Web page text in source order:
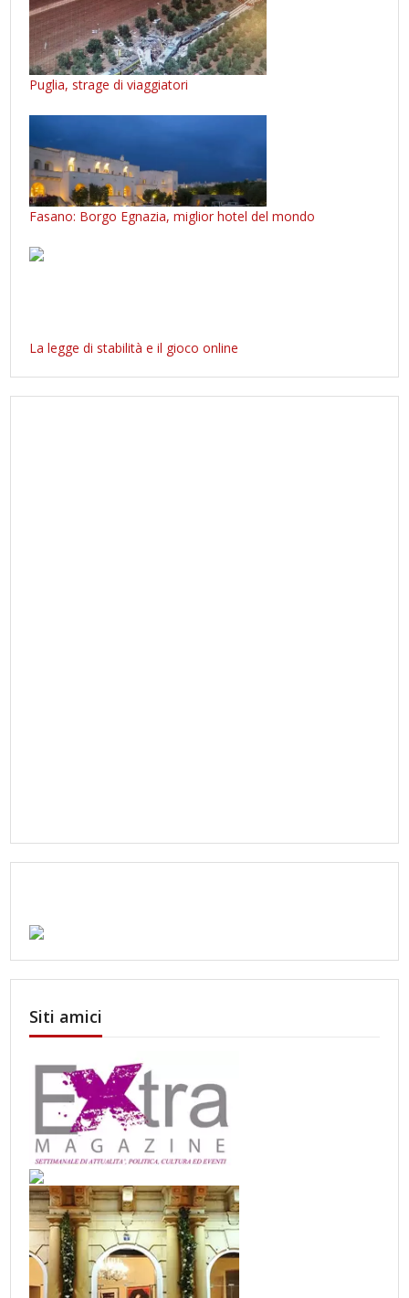
Puglia, strage di viaggiatori
Fasano: Borgo Egnazia, miglior hotel del mondo
La legge di stabilità e il gioco online
Siti amici